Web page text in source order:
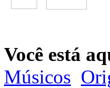
Você está
Músicos